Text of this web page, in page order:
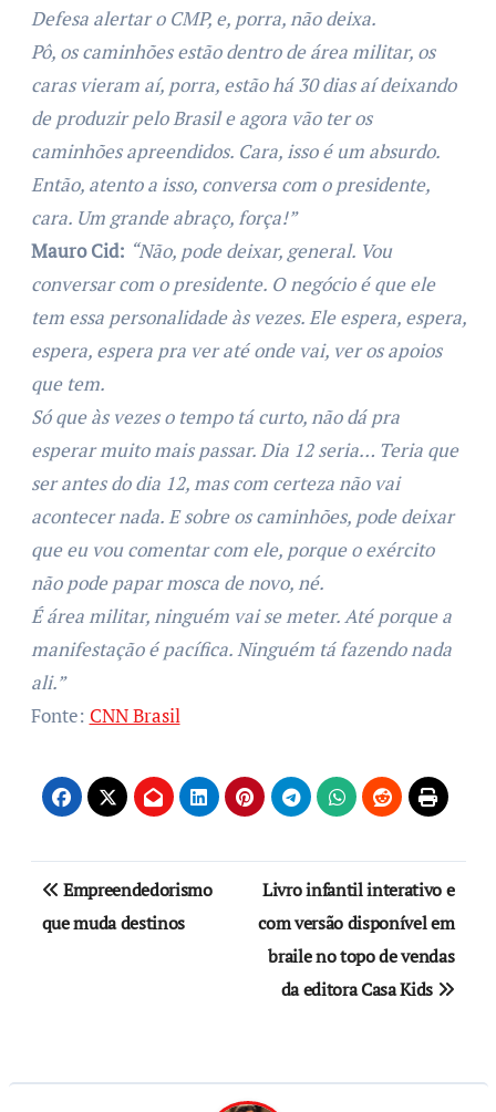
Defesa alertar o CMP, e, porra, não deixa.
Pô, os caminhões estão dentro de área militar, os
caras vieram aí, porra, estão há 30 dias aí deixando
de produzir pelo Brasil e agora vão ter os
caminhões apreendidos. Cara, isso é um absurdo.
Então, atento a isso, conversa com o presidente,
cara. Um grande abraço, força!”
Mauro Cid: “Não, pode deixar, general. Vou
conversar com o presidente. O negócio é que ele
tem essa personalidade às vezes. Ele espera, espera,
espera, espera pra ver até onde vai, ver os apoios
que tem.
Só que às vezes o tempo tá curto, não dá pra
esperar muito mais passar. Dia 12 seria… Teria que
ser antes do dia 12, mas com certeza não vai
acontecer nada. E sobre os caminhões, pode deixar
que eu vou comentar com ele, porque o exército
não pode papar mosca de novo, né.
É área militar, ninguém vai se meter. Até porque a
manifestação é pacífica. Ninguém tá fazendo nada
ali.”
Fonte: CNN Brasil
Empreendedorismo
que muda destinos
Livro infantil interativo e
com versão disponível em
braile no topo de vendas
da editora Casa Kids